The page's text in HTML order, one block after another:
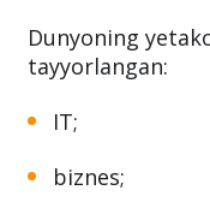
Dunyoning
tayyorlangan:
IT;
biznes;